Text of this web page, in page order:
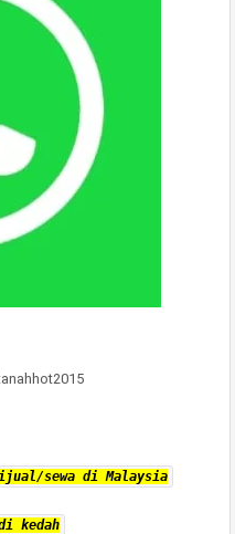
sewa di Malaysia
kedah